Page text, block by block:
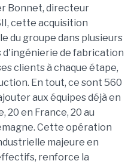
Bonnet, directeur
cette acquisition
du groupe dans plusieurs
d'ingénierie de fabrication
clients à chaque étape,
En tout, ce sont 560
aux équipes déjà en
20 en France, 20 au
Cette opération
majeure en
renforce la